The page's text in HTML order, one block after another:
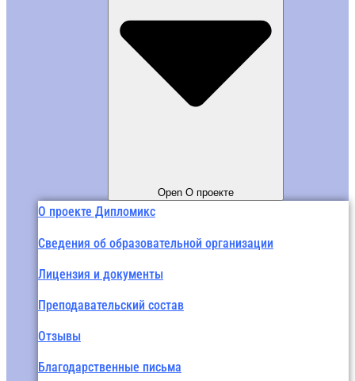
Open О проекте
О проекте Дипломикс
Сведения об образовательной организации
Лицензия и документы
Преподавательский состав
Отзывы
Благодарственные письма